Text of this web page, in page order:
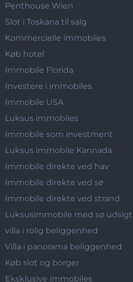
Penthouse Wien
Slot i Toskana til salg
Kommercielle immobiles
Køb hotel
Immobile Florida
Investere i immobiles
Immobile USA
Luksus immobiles
Immobile som investment
Luksus immobile Kannada
Immobile direkte ved hav
Immobile direkte ved sø
Immobile direkte ved strand
Luksusimmobile med sø udsigt
villa i rolig beliggenhed
Villa i panorama beliggenhed
Køb slot og borger
Eksklusive immobiles